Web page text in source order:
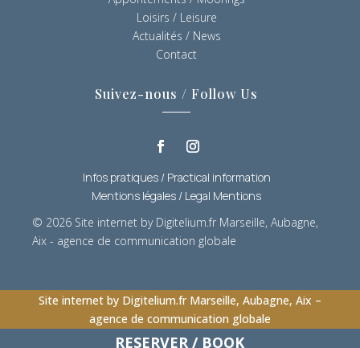
Loisirs / Leisure
Actualités / News
Contact
Suivez-nous / Follow Us
Infos pratiques / Practical information
Mentions légales / Legal Mentions
© 2026 Site internet by Digitelium.fr Marseille, Aubagne,
Aix - agence de communication globale
Site internet by Digitelium.fr Marseille, Aubagne, Aix –
agence de communication globale
RESERVER / BOOK